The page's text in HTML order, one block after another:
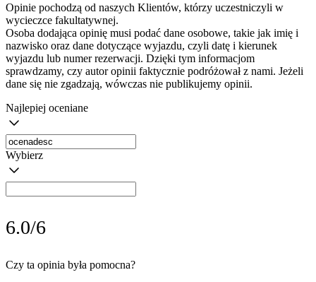
Opinie pochodzą od naszych Klientów, którzy uczestniczyli w
wycieczce fakultatywnej.
Osoba dodająca opinię musi podać dane osobowe, takie jak imię i
nazwisko oraz dane dotyczące wyjazdu, czyli datę i kierunek
wyjazdu lub numer rezerwacji. Dzięki tym informacjom
sprawdzamy, czy autor opinii faktycznie podróżował z nami. Jeżeli
dane się nie zgadzają, wówczas nie publikujemy opinii.
Najlepiej oceniane
Wybierz
6.0/6
Czy ta opinia była pomocna?